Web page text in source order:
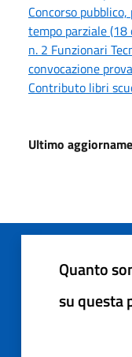
Concorso
tempo parziale
n. 2 Funzionari
convocazione
Contributo libri
Ultimo
Quanto
su questa